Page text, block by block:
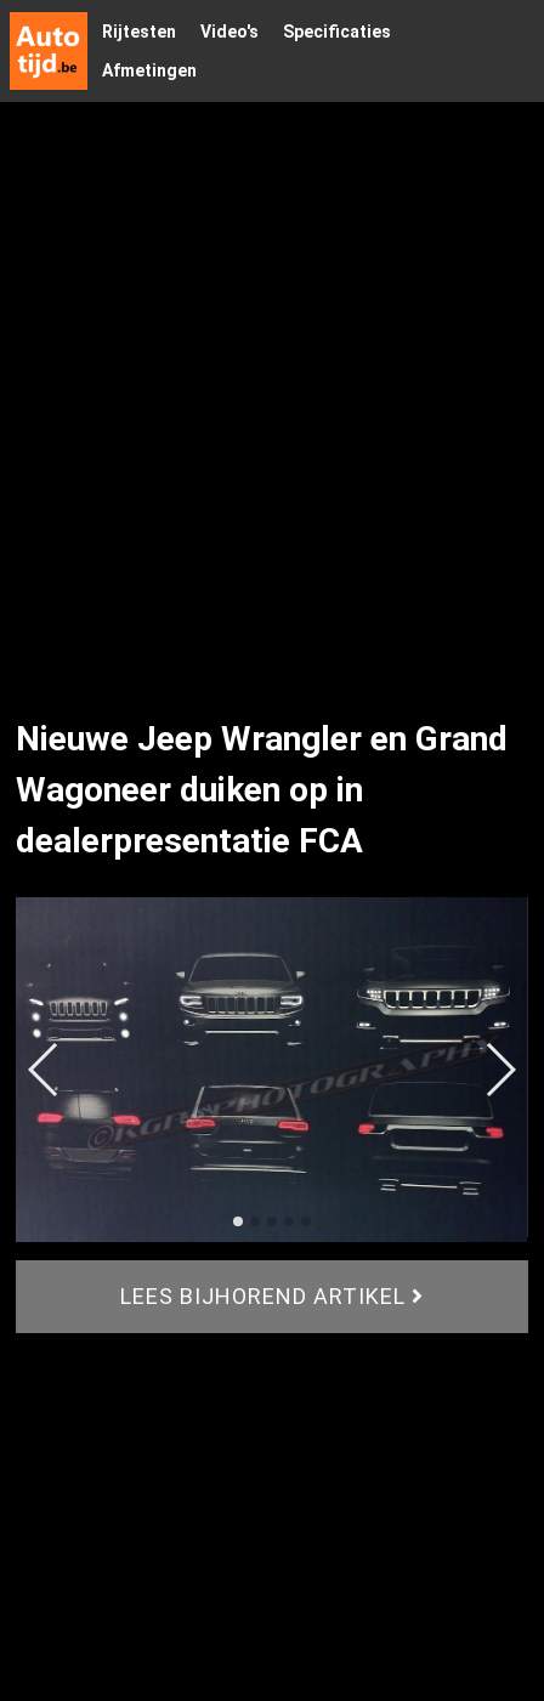
Rijtesten Video's
Specificaties
Afmetingen
Nieuwe Jeep Wrangler en Grand
Wagoneer duiken op in
dealerpresentatie FCA
LEES BIJHOREND ARTIKEL